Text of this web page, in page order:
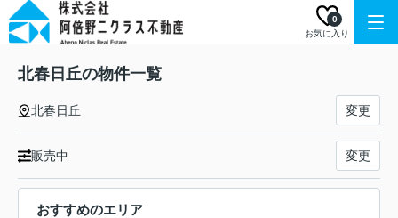
お気に入り
0
北春日丘の物件一覧
北春日丘 変更
販売中 変更
おすすめのエリア